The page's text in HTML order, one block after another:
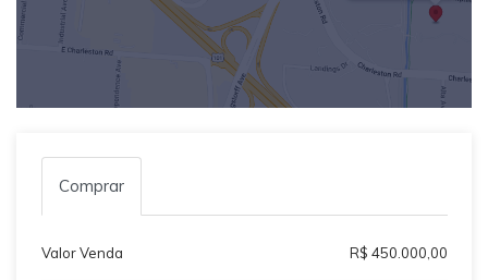
Comprar
Valor Venda R$ 450.000,00